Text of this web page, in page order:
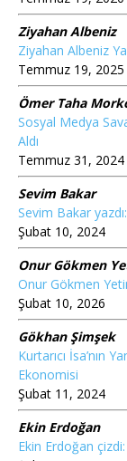
Ziyahan Albeniz
Ziyahan Albeniz
Temmuz 19, 2025
Ömer Taha
Sosyal Medya
Aldı
Temmuz 31, 2024
Sevim Bakar
Sevim Bakar
Şubat 10, 2024
Onur Gökmen
Onur Gökmen
Şubat 10, 2026
Gökhan Şimşek
Kurtarıcı İsa’nın
Ekonomisi
Şubat 11, 2024
Ekin Erdoğan
Ekin Erdoğan